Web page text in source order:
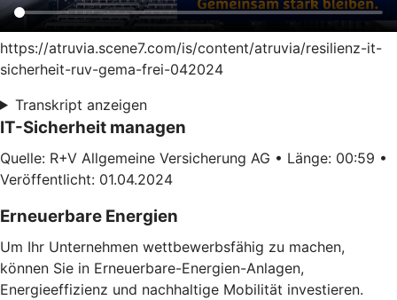
https://atruvia.scene7.com/is/content/atruvia/resilienz-it-
sicherheit-ruv-gema-frei-042024
Transkript anzeigen
IT-Sicherheit managen
Quelle: R+V Allgemeine Versicherung AG • Länge: 00:59 •
Veröffentlicht: 01.04.2024
Erneuerbare Energien
Um Ihr Unternehmen wettbewerbsfähig zu machen,
können Sie in Erneuerbare-Energien-Anlagen,
Energieeffizienz und nachhaltige Mobilität investieren.